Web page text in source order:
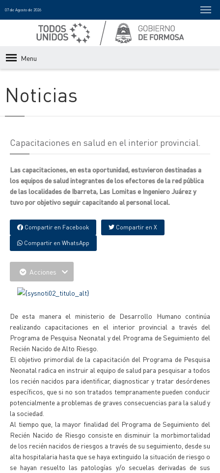
07 de Agosto de 2026
Menu
Noticias
Capacitaciones en salud en el interior provincial.
Las capacitaciones, en esta oportunidad, estuvieron destinadas a
los equipos de salud integrantes de los efectores de la red pública
de las localidades de Ibarreta, Las Lomitas e Ingeniero Juárez y
tuvo por objetivo seguir capacitando al personal local.
Compartir en Facebook Compartir en X
Compartir en WhatsApp
Acciones
De esta manera el ministerio de Desarrollo Humano continúa
realizando capacitaciones en el interior provincial a través del
Programa de Pesquisa Neonatal y del Programa de Seguimiento del
Recién Nacido de Alto Riesgo.
El objetivo primordial de la capacitación del Programa de Pesquisa
Neonatal radica en instruir al equipo de salud para pesquisar a todos
los recién nacidos para identificar, diagnosticar y tratar desórdenes
específicos, que si no son tratados tempranamente pueden conducir
potencialmente a problemas de graves consecuencias para la salud y
la sociedad.
Al tiempo que, la mayor finalidad del Programa de Seguimiento del
Recién Nacido de Riesgo consiste en disminuir la morbimortalidad
de los recién nacidos de riesgos a través de su seguimiento, desde su
alta hospitalaria hasta que se haya extinguido la situación de riesgo o
se hayan resuelto las patologías y/o secuelas derivadas de sus